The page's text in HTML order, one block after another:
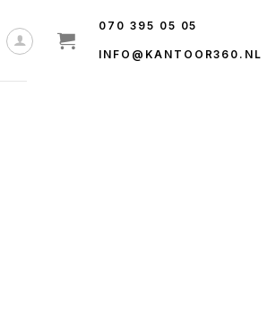
070 395 05 05
INFO@KANTOOR360.NL